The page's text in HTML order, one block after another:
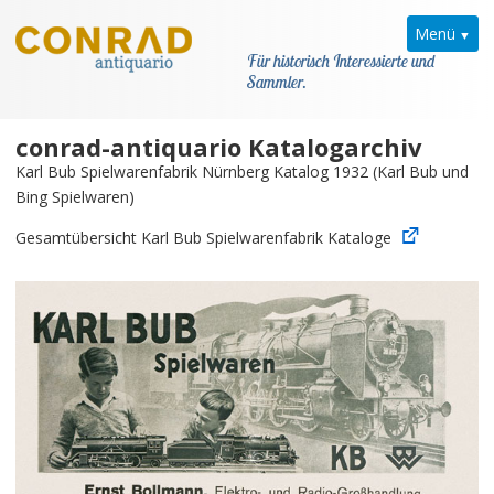
Für historisch Interessierte und
Sammler.
Home
News
Karl Bub
Kontakt
Menü
conrad-antiquario Katalogarchiv
Karl Bub Spielwarenfabrik Nürnberg Katalog 1932 (Karl Bub und
Bing Spielwaren)
Gesamtübersicht Karl Bub Spielwarenfabrik Kataloge